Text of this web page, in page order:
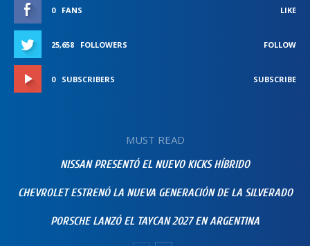
0 FANS LIKE
25,658 FOLLOWERS FOLLOW
0 SUBSCRIBERS SUBSCRIBE
MUST READ
NISSAN PRESENTÓ EL NUEVO KICKS HÍBRIDO
CHEVROLET ESTRENÓ LA NUEVA GENERACIÓN DE LA SILVERADO
PORSCHE LANZÓ EL TAYCAN 2027 EN ARGENTINA